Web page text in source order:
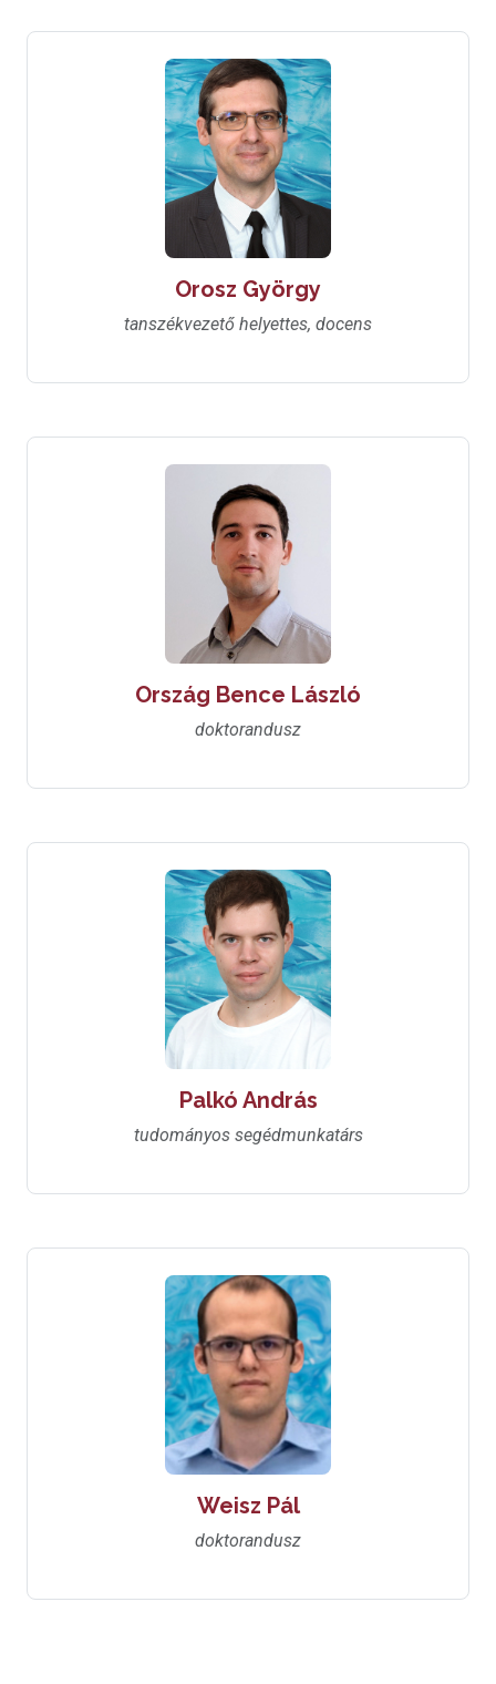
Orosz György
tanszékvezető helyettes, docens
Ország Bence László
doktorandusz
Palkó András
tudományos segédmunkatárs
Weisz Pál
doktorandusz